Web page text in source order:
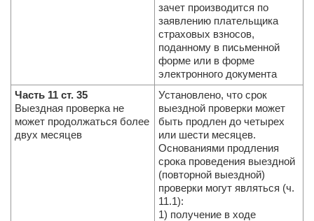
зачет производится по
заявлению плательщика
страховых взносов,
поданному в письменной
форме или в форме
электронного документа
Часть 11 ст. 35
Выездная проверка не
может продолжаться более
двух месяцев
Установлено, что срок
выездной проверки может
быть продлен до четырех
или шести месяцев.
Основаниями продления
срока проведения выездной
(повторной выездной)
проверки могут являться (ч.
11.1):
1) получение в ходе